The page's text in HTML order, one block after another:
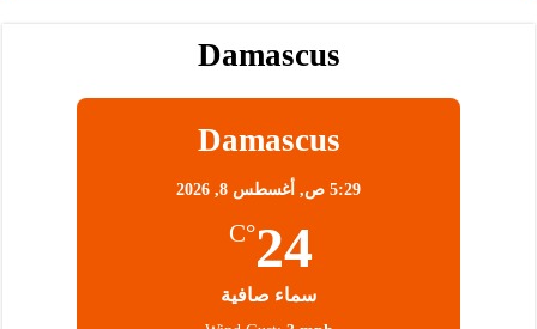
Damascus
Damascus
5:29 ص, أغسطس 8, 2026
24
°C
سماء صافية